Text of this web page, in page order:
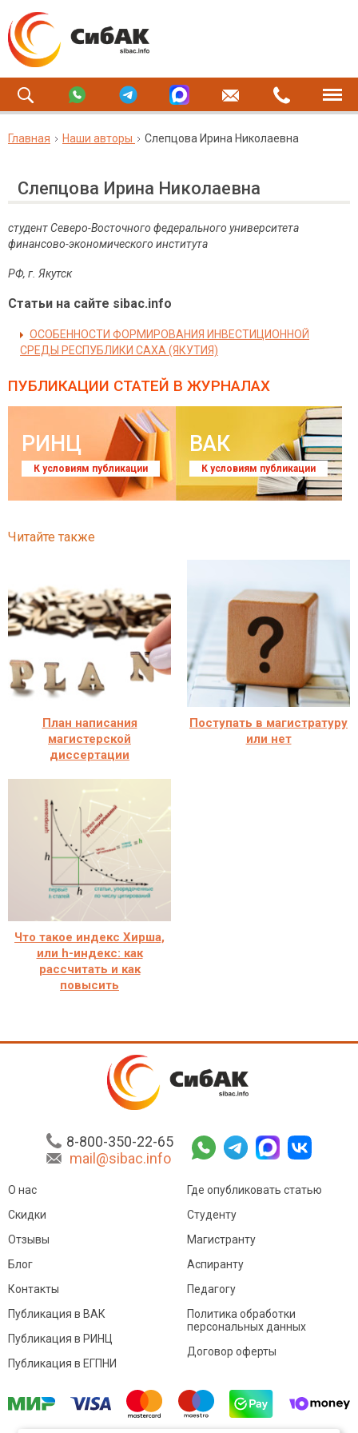
Главная Наши авторы Слепцова Ирина Николаевна
Слепцова Ирина Николаевна
студент Северо-Восточного федерального университета
финансово-экономического института
РФ, г . Якутск
Статьи на сайте sibac.info
ОСОБЕННОСТИ ФОРМИРОВАНИЯ ИНВЕСТИЦИОННОЙ
СРЕДЫ РЕСПУБЛИКИ САХА (ЯКУТИЯ)
ПУБЛИКАЦИИ СТАТЕЙ В ЖУРНАЛАХ
РИНЦ
К условиям публикации
ВАК
К условиям публикации
Читайте также
План написания
магистерской
диссертации
Поступать в магистратуру
или нет
Что такое индекс Хирша,
или h-индекс: как
рассчитать и как
повысить
8-800-350-22-65
mail@sibac.info
О нас
Скидки
Отзывы
Блог
Контакты
Где опубликовать статью
Студенту
Магистранту
Аспиранту
Педагогу
Публикация в ВАК
Публикация в РИНЦ
Публикация в ЕГПНИ
Политика обработки
персональных данных
Договор оферты